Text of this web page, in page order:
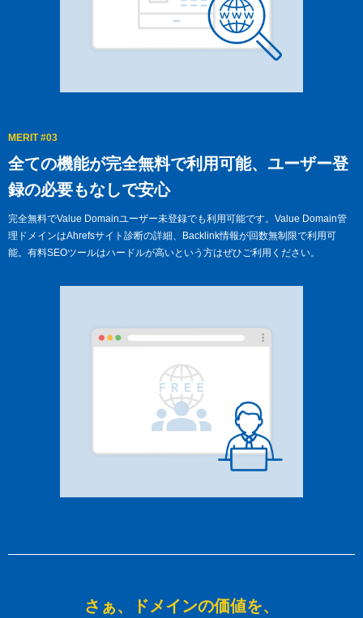
MERIT #03
全ての機能が完全無料で利用可能、 ユーザー登
録の必要もなしで安心
完全無料でValue Domainユーザー未登録でも利用可能です。Value Domain管
理ドメインはAhrefsサイト診断の詳細、Backlink情報が回数無制限で利用可
能。有料SEOツールはハードルが高いという方はぜひご利用ください。
さぁ、ドメインの価値を、